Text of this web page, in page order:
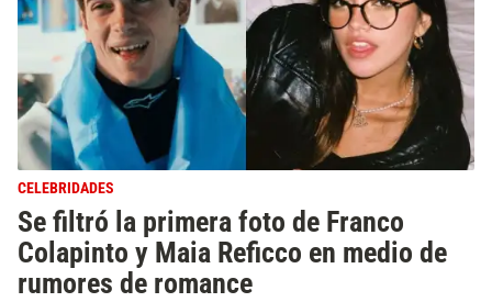
CELEBRIDADES
Se filtró la primera foto de Franco
Colapinto y Maia Reficco en medio de
rumores de romance